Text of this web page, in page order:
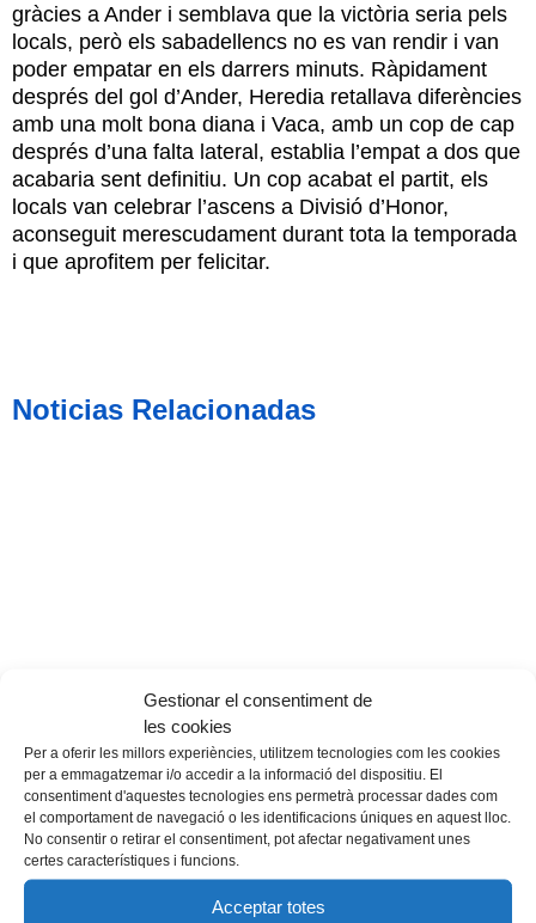
Gestionar el consentiment de
les cookies
Per a oferir les millors experiències, utilitzem tecnologies com les cookies
per a emmagatzemar i/o accedir a la informació del dispositiu. El
consentiment d'aquestes tecnologies ens permetrà processar dades com
el comportament de navegació o les identificacions úniques en aquest lloc.
No consentir o retirar el consentiment, pot afectar negativament unes
certes característiques i funcions.
Acceptar totes
gràcies a Ander i semblava que la victòria seria pels
locals, però els sabadellencs no es van rendir i van
poder empatar en els darrers minuts. Ràpidament
després del gol d’Ander, Heredia retallava diferències
amb una molt bona diana i Vaca, amb un cop de cap
després d’una falta lateral, establia l’empat a dos que
acabaria sent definitiu. Un cop acabat el partit, els
locals van celebrar l’ascens a Divisió d’Honor,
aconseguit merescudament durant tota la temporada
i que aprofitem per felicitar.
Noticias Relacionadas
EDGAR GONZÁLEZ, NOU JUGADOR DEL CE
SABADELL
7 d'agost de 2026
Leer más »